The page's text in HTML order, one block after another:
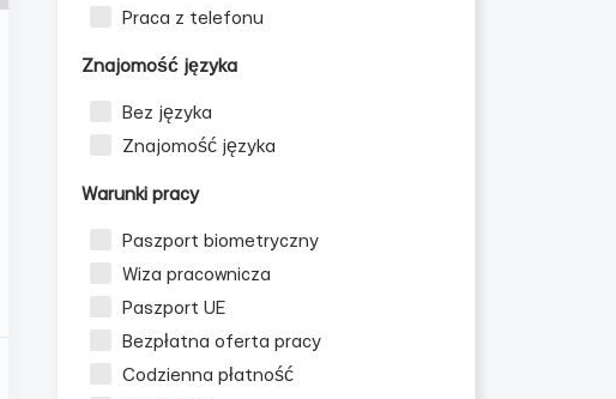
Praca z telefonu
Znajomość języka
Bez języka
Znajomość języka
Warunki pracy
Paszport biometryczny
Wiza pracownicza
Paszport UE
Bezpłatna oferta pracy
Codzienna płatność